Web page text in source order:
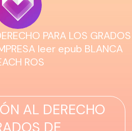
PARA LOS GRADOS
leer epub BLANCA
ROS
AL DERECHO
DE